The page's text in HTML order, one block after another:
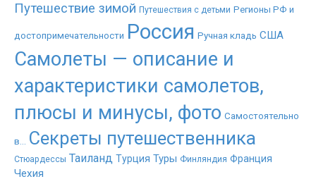
Путешествие зимой Путешествия с детьми Регионы РФ и
достопримечательности Россия Ручная кладь США
Самолеты — описание и
характеристики самолетов,
плюсы и минусы, фото Самостоятельно
в... Секреты путешественника
Стюардессы Таиланд Турция Туры Финляндия Франция
Чехия